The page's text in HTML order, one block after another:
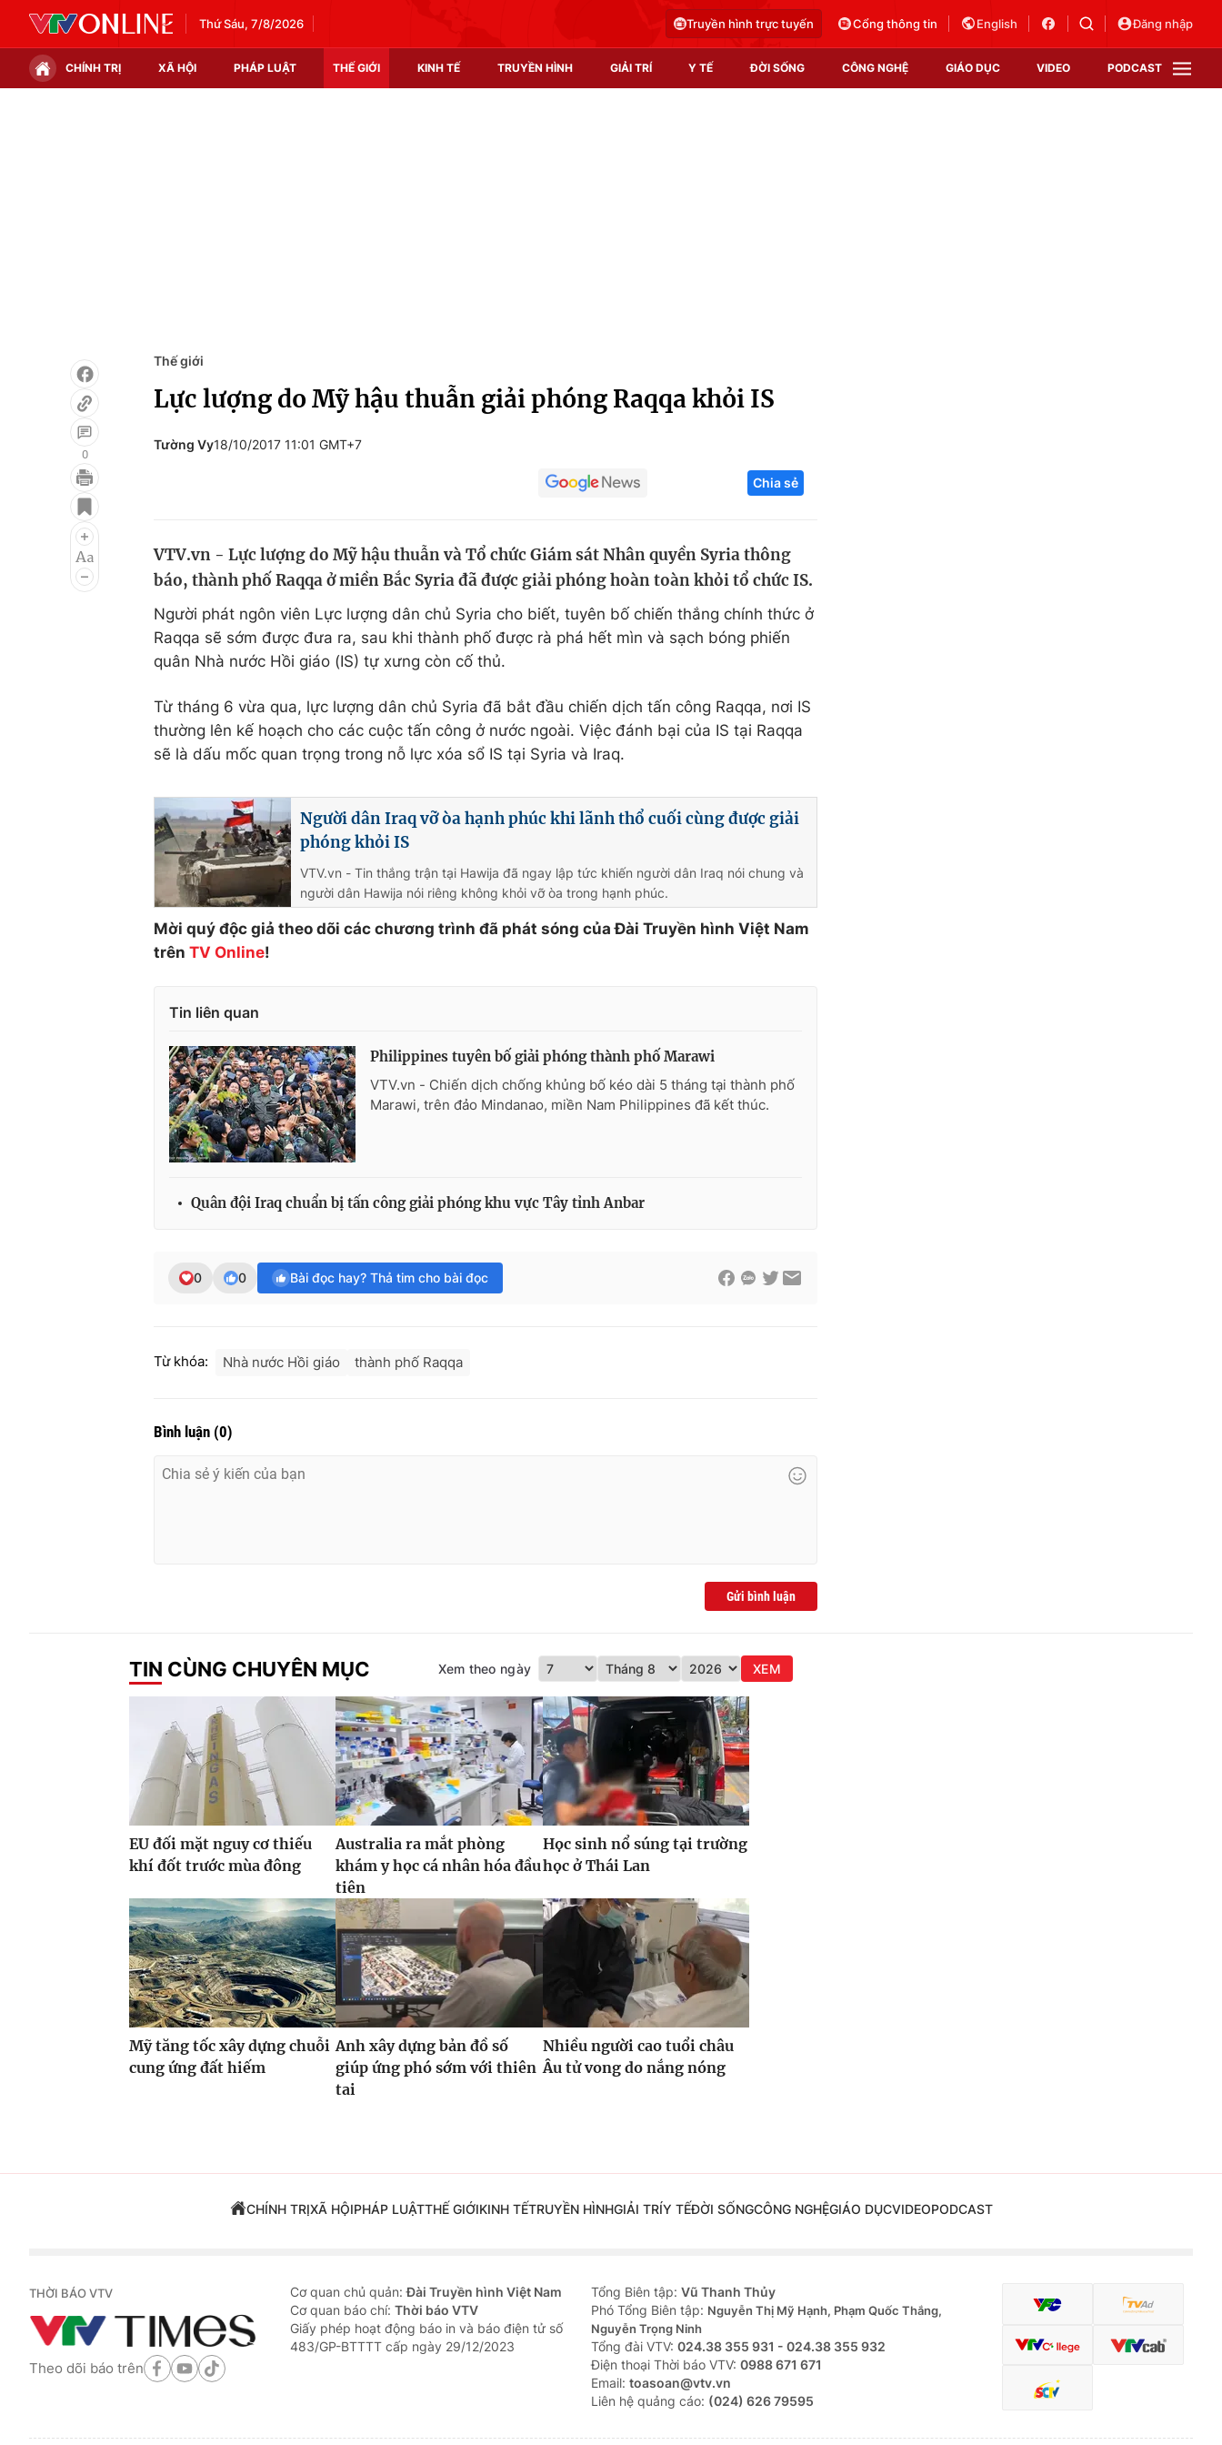
Thứ Sáu, 7/8/2026 Truyền hình trực tuyến Cổng thông tin English Đăng nhập
CHÍNH TRỊ XÃ HỘI PHÁP LUẬT THẾ GIỚI KINH TẾ TRUYỀN HÌNH GIẢI TRÍ Y TẾ ĐỜI SỐNG CÔNG NGHỆ GIÁO DỤC VIDEO PODCAST
Infographic
Điện ảnh
Âm nhạc
Làm đẹp
Học trực tuyến
Công nghệ
Sản phẩm
Tư vấn
0
Thế giới
Lực lượng do Mỹ hậu thuẫn giải phóng Raqqa khỏi IS
Tường Vy18/10/2017 11:01 GMT+7
Chia sẻ
VTV.vn - Lực lượng do Mỹ hậu thuẫn và Tổ chức Giám sát Nhân quyền Syria thông
báo, thành phố Raqqa ở miền Bắc Syria đã được giải phóng hoàn toàn khỏi tổ chức IS.
Người phát ngôn viên Lực lượng dân chủ Syria cho biết, tuyên bố chiến thắng chính thức ở
Raqqa sẽ sớm được đưa ra, sau khi thành phố được rà phá hết mìn và sạch bóng phiến
quân Nhà nước Hồi giáo (IS) tự xưng còn cố thủ.
Từ tháng 6 vừa qua, lực lượng dân chủ Syria đã bắt đầu chiến dịch tấn công Raqqa, nơi IS
thường lên kế hoạch cho các cuộc tấn công ở nước ngoài. Việc đánh bại của IS tại Raqqa
sẽ là dấu mốc quan trọng trong nỗ lực xóa sổ IS tại Syria và Iraq.
Người dân Iraq vỡ òa hạnh phúc khi lãnh thổ cuối cùng được giải
phóng khỏi IS
VTV.vn - Tin thắng trận tại Hawija đã ngay lập tức khiến người dân Iraq nói chung và
người dân Hawija nói riêng không khỏi vỡ òa trong hạnh phúc.
Mời quý độc giả theo dõi các chương trình đã phát sóng của Đài Truyền hình Việt Nam
trên TV Online!
Tin liên quan
Philippines tuyên bố giải phóng thành phố Marawi
VTV.vn - Chiến dịch chống khủng bố kéo dài 5 tháng tại thành phố
Marawi, trên đảo Mindanao, miền Nam Philippines đã kết thúc.
Quân đội Iraq chuẩn bị tấn công giải phóng khu vực Tây tỉnh Anbar
0 0 Bài đọc hay? Thả tim cho bài đọc
Từ khóa: Nhà nước Hồi giáo thành phố Raqqa
Bình luận (0)
Gửi bình luận
TIN CÙNG CHUYÊN MỤC Xem theo ngày XEM
EU đối mặt nguy cơ thiếu
khí đốt trước mùa đông
Australia ra mắt phòng
khám y học cá nhân hóa đầu
tiên
Học sinh nổ súng tại trường
học ở Thái Lan
Mỹ tăng tốc xây dựng chuỗi
cung ứng đất hiếm
Anh xây dựng bản đồ số
giúp ứng phó sớm với thiên
tai
Nhiều người cao tuổi châu
Âu tử vong do nắng nóng
CHÍNH TRỊXÃ HỘIPHÁP LUẬTTHẾ GIỚIKINH TẾTRUYỀN HÌNHGIẢI TRÍY TẾĐỜI SỐNGCÔNG NGHỆGIÁO DỤCVIDEOPODCAST
THỜI BÁO VTV
Theo dõi báo trên
Cơ quan chủ quản:Đài Truyền hình Việt Nam
Cơ quan báo chí: Thời báo VTV
Giấy phép hoạt động báo in và báo điện tử số
483/GP-BTTTT cấp ngày 29/12/2023
Tổng Biên tập: Vũ Thanh Thủy
Phó Tổng Biên tập: Nguyễn Thị Mỹ Hạnh, Phạm Quốc Thắng,
Nguyễn Trọng Ninh
Tổng đài VTV: 024.38 355 931 - 024.38 355 932
Ðiện thoại Thời báo VTV: 0988 671 671
Email: toasoan@vtv.vn
Liên hệ quảng cáo: (024) 626 79595